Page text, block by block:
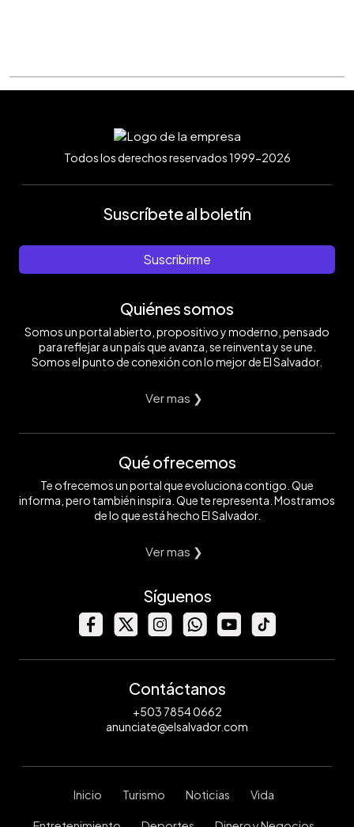
Todos los derechos reservados 1999-2026
Suscríbete al boletín
Suscribirme
Quiénes somos
Somos un portal abierto, propositivo y moderno, pensado
para reflejar a un país que avanza, se reinventa y se une.
Somos el punto de conexión con lo mejor de El Salvador.
Ver mas ❯
Qué ofrecemos
Te ofrecemos un portal que evoluciona contigo. Que
informa, pero también inspira. Que te representa. Mostramos
de lo que está hecho El Salvador.
Ver mas ❯
Síguenos
Contáctanos
+503 7854 0662
anunciate@elsalvador.com
Inicio Turismo Noticias Vida